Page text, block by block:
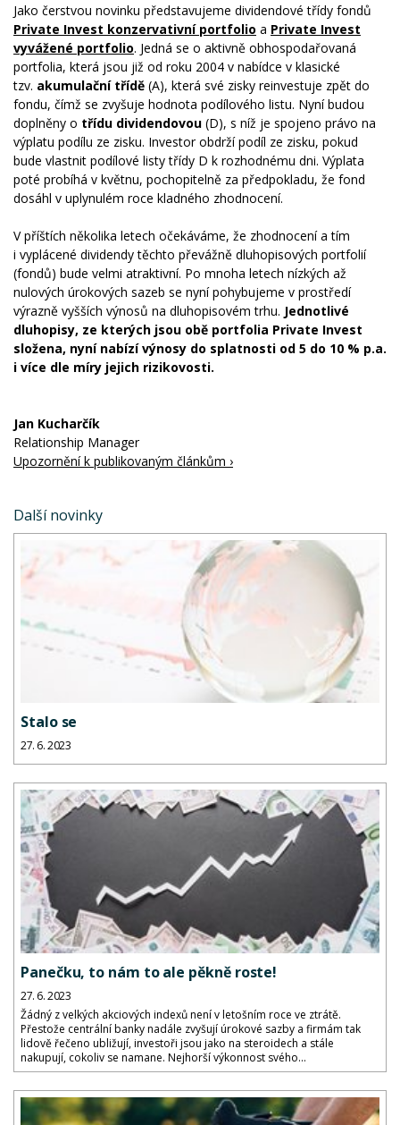
Jako čerstvou novinku představujeme dividendové třídy fondů
Private Invest konzervativní portfolio a Private Invest
vyvážené portfolio. Jedná se o aktivně obhospodařovaná
portfolia, která jsou již od roku 2004 v nabídce v klasické
tzv. akumulační třídě (A), která své zisky reinvestuje zpět do
fondu, čímž se zvyšuje hodnota podílového listu. Nyní budou
doplněny o třídu dividendovou (D), s níž je spojeno právo na
výplatu podílu ze zisku. Investor obdrží podíl ze zisku, pokud
bude vlastnit podílové listy třídy D k rozhodnému dni. Výplata
poté probíhá v květnu, pochopitelně za předpokladu, že fond
dosáhl v uplynulém roce kladného zhodnocení.
V příštích několika letech očekáváme, že zhodnocení a tím
i vyplácené dividendy těchto převážně dluhopisových portfolií
(fondů) bude velmi atraktivní. Po mnoha letech nízkých až
nulových úrokových sazeb se nyní pohybujeme v prostředí
výrazně vyšších výnosů na dluhopisovém trhu. Jednotlivé
dluhopisy, ze kterých jsou obě portfolia Private Invest
složena, nyní nabízí výnosy do splatnosti od 5 do 10 % p.a.
i více dle míry jejich rizikovosti.
Jan Kucharčík
Relationship Manager
Upozornění k publikovaným článkům ›
Další novinky
Stalo se
27. 6. 2023
Panečku, to nám to ale pěkně roste!
27. 6. 2023
Žádný z velkých akciových indexů není v letošním roce ve ztrátě.
Přestože centrální banky nadále zvyšují úrokové sazby a firmám tak
lidově řečeno ubližují, investoři jsou jako na steroidech a stále
nakupují, cokoliv se namane. Nejhorší výkonnost svého...